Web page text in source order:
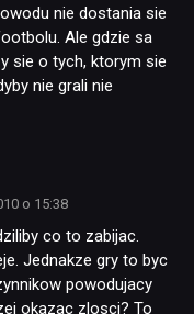
nie dostania sie
Ale gdzie sa
sie o tych, ktorym sie
nie grali nie
o 15:38
co to zabijac.
Jednakze gry to byc
powodujacy
okazac zlosci? To